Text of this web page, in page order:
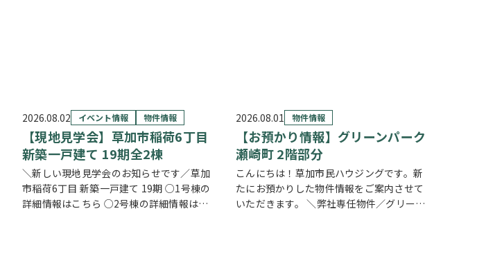
2026.08.02 イベント情報 物件情報
【現地見学会】草加市稲荷6丁目
新築一戸建て 19期全2棟
＼新しい現地見学会のお知らせです／草加
市稲荷6丁目 新築一戸建て 19期 ○1号棟の
詳細情報はこちら ○2号棟の詳細情報はこ
2026.08.01 物件情報
【お預かり情報】グリーンパーク
瀬崎町 2階部分
こんにちは！草加市民ハウジングです。新
たにお預かりした物件情報をご案内させて
いただきます。 ＼弊社専任物件／グリーン